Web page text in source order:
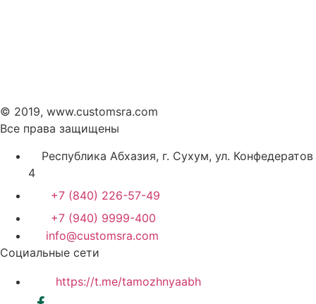
© 2019, www.customsra.com
Все права защищены
Республика Абхазия, г. Сухум, ул. Конфедератов
4
+7 (840) 226-57-49
+7 (940) 9999-400
info@customsra.com
Социальные сети
https://t.me/tamozhnyaabh